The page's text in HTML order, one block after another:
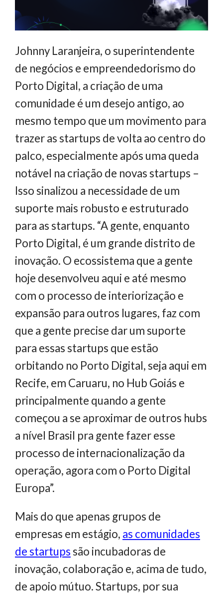
Johnny Laranjeira, o superintendente
de negócios e empreendedorismo do
Porto Digital, a criação de uma
comunidade é um desejo antigo, ao
mesmo tempo que um movimento para
trazer as startups de volta ao centro do
palco, especialmente após uma queda
notável na criação de novas startups –
Isso sinalizou a necessidade de um
suporte mais robusto e estruturado
para as startups. “A gente, enquanto
Porto Digital, é um grande distrito de
inovação. O ecossistema que a gente
hoje desenvolveu aqui e até mesmo
com o processo de interiorização e
expansão para outros lugares, faz com
que a gente precise dar um suporte
para essas startups que estão
orbitando no Porto Digital, seja aqui em
Recife, em Caruaru, no Hub Goiás e
principalmente quando a gente
começou a se aproximar de outros hubs
a nível Brasil pra gente fazer esse
processo de internacionalização da
operação, agora com o Porto Digital
Europa”.
Mais do que apenas grupos de
empresas em estágio, as comunidades
de startupssão incubadoras de
inovação, colaboração e, acima de tudo,
de apoio mútuo. Startups, por sua